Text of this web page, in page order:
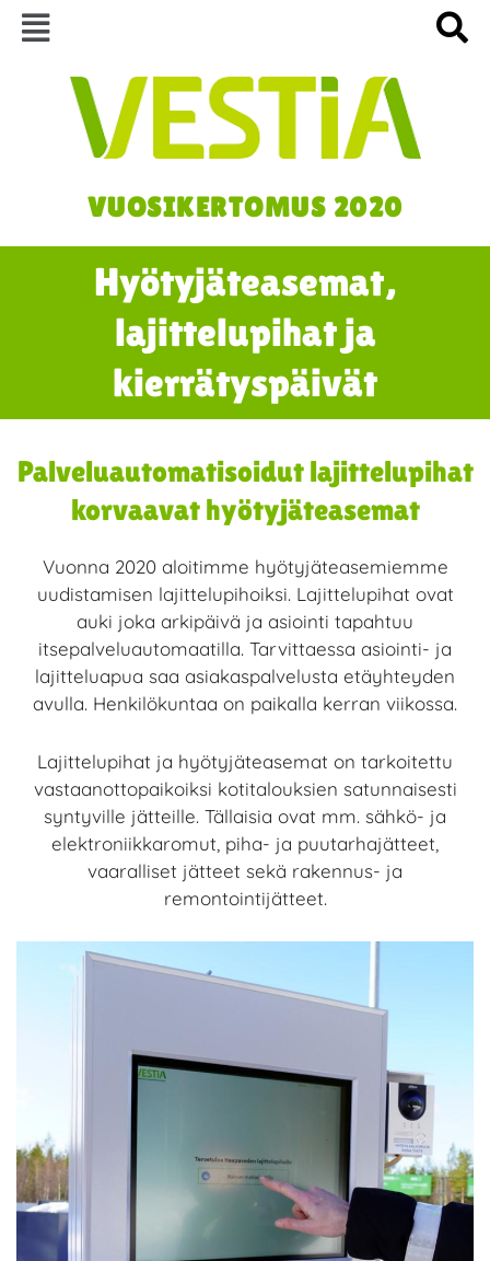
Siirry
sisältöön
VUOSIKERTOMUS 2020
Hyötyjäteasemat,
lajittelupihat ja
kierrätyspäivät
Palveluautomatisoidut lajittelupihat
korvaavat hyötyjäteasemat
Vuonna 2020 aloitimme hyötyjäteasemiemme
uudistamisen lajittelupihoiksi. Lajittelupihat ovat
auki joka arkipäivä ja asiointi tapahtuu
itsepalveluautomaatilla. Tarvittaessa asiointi- ja
lajitteluapua saa asiakaspalvelusta etäyhteyden
avulla. Henkilökuntaa on paikalla kerran viikossa.
Lajittelupihat ja hyötyjäteasemat on tarkoitettu
vastaanottopaikoiksi kotitalouksien satunnaisesti
syntyville jätteille. Tällaisia ovat mm. sähkö- ja
elektroniikkaromut, piha- ja puutarhajätteet,
vaaralliset jätteet sekä rakennus- ja
remontointijätteet.